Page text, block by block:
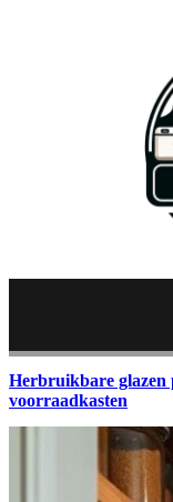
Herbruikbare glazen
voorraadkasten